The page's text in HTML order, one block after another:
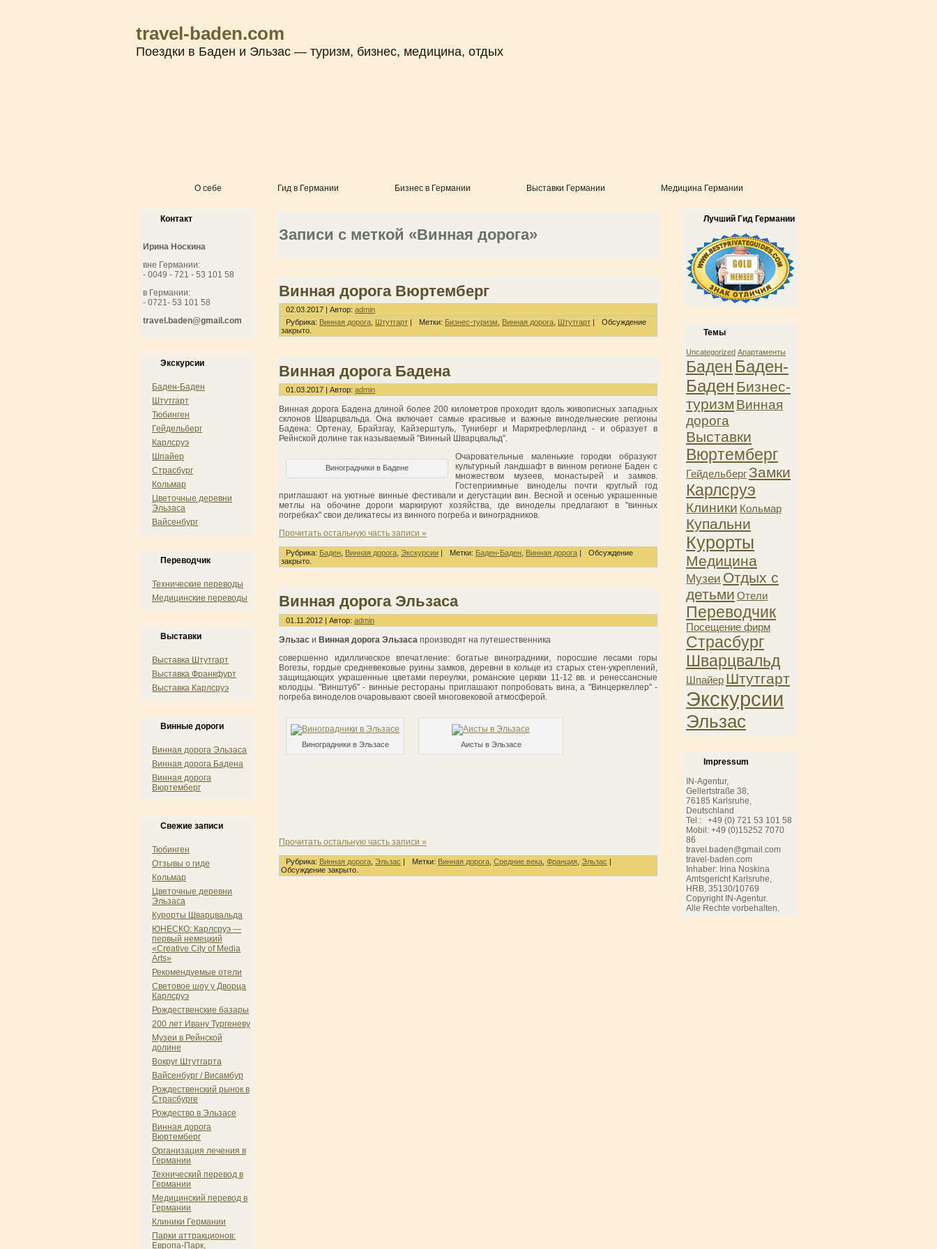
travel-baden.com
Поездки в Баден и Эльзас — туризм, бизнес, медицина, отдых
О себе Гид в Германии Бизнес в Германии Выставки Германии Медицина Германии
Контакт
Ирина Носкина
вне Германии:
- 0049 - 721 - 53 101 58
в Германии:
- 0721- 53 101 58
travel.baden@gmail.com
Экскурсии
Баден-Баден
Штутгарт
Тюбинген
Гейдельберг
Карлсруэ
Шпайер
Страсбург
Кольмар
Цветочные деревни
Эльзаса
Вайсенбург
Переводчик
Технические переводы
Медицинские переводы
Выставки
Выставка Штутгарт
Выставка Франкфурт
Выставка Карлсруэ
Винные дороги
Винная дорога Эльзаса
Винная дорога Бадена
Винная дорога
Вюртемберг
Свежие записи
Тюбинген
Отзывы о гиде
Кольмар
Цветочные деревни
Эльзаса
Курорты Шварцвальда
ЮНЕСКО: Карлсруэ —
первый немецкий
«Creative City of Media
Arts»
Рекомендуемые отели
Световое шоу у Дворца
Карлсруэ
Рождественские базары
200 лет Ивану Тургеневу
Музеи в Рейнской
долине
Вокруг Штутгарта
Вайсенбург / Висамбур
Рождественский рынок в
Страсбурге
Рождество в Эльзасе
Винная дорога
Вюртемберг
Организация лечения в
Германии
Технический перевод в
Германии
Медицинский перевод в
Германии
Клиники Германии
Парки аттракционов:
Европа-Парк,
Записи с меткой «Винная дорога»
Винная дорога Вюртемберг
02.03.2017 | Автор: admin
Рубрика: Винная дорога Штутгарт Метки: Бизнес-туризм Винная дорога Штутгарт
Обсуждение
закрыто.
Винная дорога Бадена
01.03.2017 | Автор: admin
Винная дорога Бадена длиной более 200 километров проходит вдоль живописных западных
склонов Шварцвальда. Она включает самые красивые и важные винодельческие регионы
Бадена: Ортенау, Брайзгау, Кайзерштуль, Туниберг и Маркгрефлерланд - и образует в
Рейнской долине так называемый "Винный Шварцвальд".
Виноградники в Бадене
Очаровательные маленькие городки образуют
культурный ландшафт в винном регионе Баден с
множеством музеев, монастырей и замков.
Гостеприимные виноделы почти круглый год
приглашают на уютные винные фестивали и дегустации вин. Весной и осенью украшенные
метлы на обочине дороги маркируют хозяйства, где виноделы предлагают в "винных
погребках" свои деликатесы из винного погреба и виноградников.
Прочитать остальную часть записи »
Рубрика: Баден Винная дорога Экскурсии | Метки: Баден-Баден Винная дорога |
Обсуждение
закрыто.
Винная дорога Эльзаса
01.11.2012 | Автор: admin
Эльзас и Винная дорога Эльзаса производят на путешественника
совершенно идиллическое впечатление: богатые виноградники, поросшие лесами горы
Вогезы, гордые средневековые руины замков, деревни в кольце из старых стен-укреплений,
защищающих украшенные цветами переулки, романские церкви 11-12 вв. и ренессансные
колодцы. "Винштуб" - винные рестораны приглашают попробовать вина, а "Винцеркеллер" -
погреба виноделов очаровывают своей многовековой атмосферой.
Виноградники в Эльзасе Аисты в Эльзасе
Прочитать остальную часть записи »
Рубрика: Винная дорога Эльзас | Метки: Винная дорога Средние века Франция Эльзас |
Обсуждение закрыто.
Лучший Гид Германии
Темы
Uncategorized Апартаменты
Баден Баден-
Баден Бизнес-
туризм Винная
дорога
Выставки
Вюртемберг
Гейдельберг Замки
Карлсруэ
Клиники Кольмар
Купальни
Курорты
Медицина
Музеи Отдых с
детьми Отели
Переводчик
Посещение фирм
Страсбург
Шварцвальд
Шпайер Штутгарт
Экскурсии
Эльзас
Impressum
IN-Agentur,
Gellertstraße 38,
76185 Karlsruhe,
Deutschland
Tel.: +49 (0) 721 53 101 58
Mobil: +49 (0)15252 7070
86
travel.baden@gmail.com
travel-baden.com
Inhaber: Irina Noskina
Amtsgericht Karlsruhe,
HRB, 35130/10769
Copyright IN-Agentur.
Alle Rechte vorbehalten.